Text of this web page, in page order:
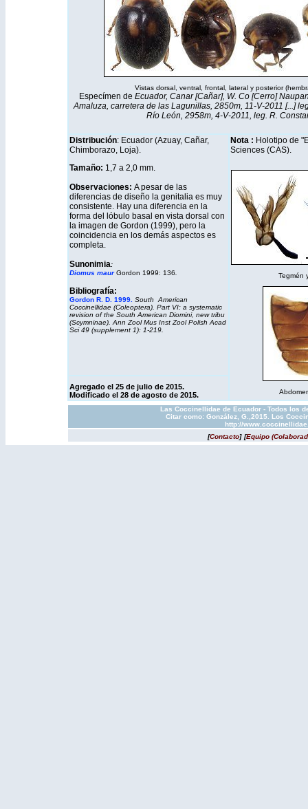
Vistas dorsal, ventral, frontal, lateral y
Especímen de Ecuador, Canar [Cañar], W. Co [Cerro]
Amaluza, carretera de las Lagunillas, 2850m, 11-V-2011 [...]
Río León, 2958m, 4-V-2011, leg. R.
Distribución: Ecuador (Azuay, Cañar,
Chimborazo, Loja).
Tamaño: 1,7 a 2,0 mm.
Observaciones: A pesar de las
diferencias de diseño la genitalia es muy
consistente. Hay una diferencia en la
forma del lóbulo basal en vista dorsal con
la imagen de Gordon (1999), pero la
coincidencia en los demás aspectos es
completa.
Sunonimia:
Diomus maurGordon 1999: 136
Bibliografía:
Gordon R. D. 1999. South American
Coccinellidae (Coleoptera). Part VI: a systematic
revision of the South American Diomini, new tribu
(Scymninae). Ann Zool Mus Inst Zool Polish Acad
Sci 49 (supplement 1): 1-219.
Nota : Holotipo de
Sciences (CAS).
Tegmén
Agregado el 25 de julio de 2015.
Modificado el 28 de agosto de 2015.
Las Coccinellidae de Ecuador - Todos los
Citar como: González, G.,2015. Los
http://
[Contacto] [Equipo